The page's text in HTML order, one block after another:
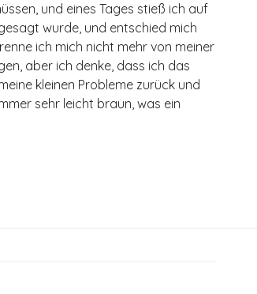
und eines Tages stieß ich auf
wurde, und entschied mich
ich mich nicht mehr von meiner
aber ich denke, dass ich das
kleinen Probleme zurück und
sehr leicht braun, was ein